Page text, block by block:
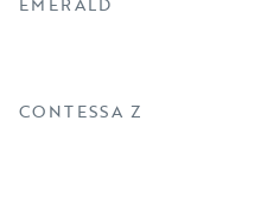
CONTESSA Z